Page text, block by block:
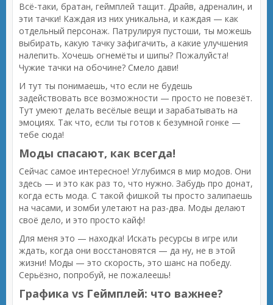
Всё-таки, братан, геймплей тащит. Драйв, адреналин, и
эти тачки! Каждая из них уникальна, и каждая — как
отдельный персонаж. Патрулируя пустоши, ты можешь
выбирать, какую тачку зафигачить, а какие улучшения
налепить. Хочешь огнемёты и шипы? Пожалуйста!
Чужие тачки на обочине? Смело дави!
И тут ты понимаешь, что если не будешь
задействовать все возможности — просто не повезёт.
Тут умеют делать весёлые вещи и зарабатывать на
эмоциях. Так что, если ты готов к безумной гонке —
тебе сюда!
Моды спасают, как всегда!
Сейчас самое интересное! Углубимся в мир модов. Они
здесь — и это как раз то, что нужно. Забудь про донат,
когда есть мода. С такой фишкой ты просто залипаешь
на часами, и зомби улетают на раз-два. Моды делают
своё дело, и это просто кайф!
Для меня это — находка! Искать ресурсы в игре или
ждать, когда они восстановятся — да ну, не в этой
жизни! Моды — это скорость, это шанс на победу.
Серьёзно, попробуй, не пожалеешь!
Графика vs Геймплей: что важнее?